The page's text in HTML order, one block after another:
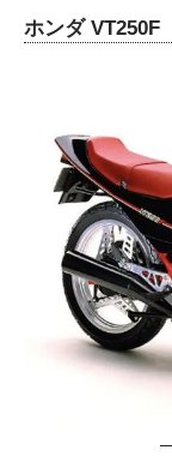
ホンダ VT250F